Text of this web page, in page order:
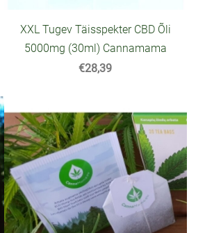
XXL Tugev Täisspekter CBD Õli
5000mg (30ml) Cannamama
€28,39